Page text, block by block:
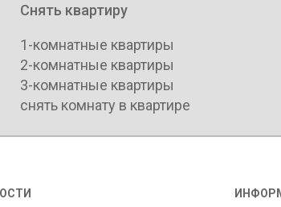
Снять квартиру
1-комнатные квартиры
2-комнатные квартиры
3-комнатные квартиры
снять комнату в квартире